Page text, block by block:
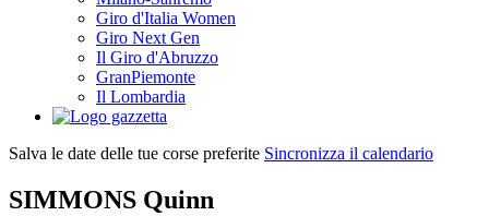
Giro d'Italia Women
Giro Next Gen
Il Giro d'Abruzzo
GranPiemonte
Il Lombardia
Salva le date delle tue corse preferite Sincronizza il calendario
SIMMONS Quinn